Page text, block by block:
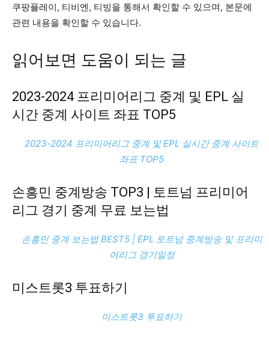
쿠팡플레이, 티비엔, 티빙을 통해서 확인할 수 있으며, 본문에
관련 내용을 확인할 수 있습니다.
읽어보면 도움이 되는 글
2023-2024 프리미어리그 중계 및 EPL 실
시간 중계 사이트 좌표 TOP5
2023-2024 프리미어리그 중계 및 EPL 실시간 중계 사이트
좌표 TOP5
손흥민 중계방송 TOP3 | 토트넘 프리미어
리그 경기 중계 무료 보는법
손흥민 중계 보는법 BEST5 | EPL 토트넘 중계방송 및 프리미
어리그 경기일정
미스트롯3 투표하기
미스트롯3 투표하기